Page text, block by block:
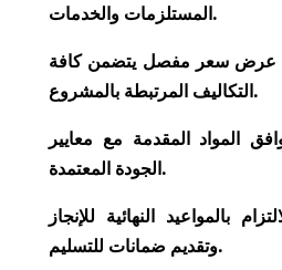
المستلزمات والخدمات.
عرض سعر مفصل يتضمن كافة
التكاليف المرتبطة بالمشروع.
المواد المقدمة مع معايير
الجودة المعتمدة.
بالمواعيد النهائية للإنجاز
وتقديم ضمانات للتسليم.